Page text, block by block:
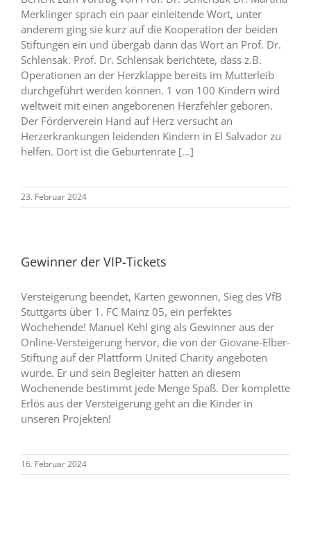
Merklinger sprach ein paar einleitende Wort, unter
anderem ging sie kurz auf die Kooperation der beiden
Stiftungen ein und übergab dann das Wort an Prof. Dr.
Schlensak. Prof. Dr. Schlensak berichtete, dass z.B.
Operationen an der Herzklappe bereits im Mutterleib
durchgeführt werden können. 1 von 100 Kindern wird
weltweit mit einen angeborenen Herzfehler geboren.
Der Förderverein Hand auf Herz versucht an
Herzerkrankungen leidenden Kindern in El Salvador zu
helfen. Dort ist die Geburtenrate [...]
23. Februar 2024
Gewinner der VIP-Tickets
Versteigerung beendet, Karten gewonnen, Sieg des VfB
Stuttgarts über 1. FC Mainz 05, ein perfektes
Wochehende! Manuel Kehl ging als Gewinner aus der
Online-Versteigerung hervor, die von der Giovane-Elber-
Stiftung auf der Plattform United Charity angeboten
wurde. Er und sein Begleiter hatten an diesem
Wochenende bestimmt jede Menge Spaß. Der komplette
Erlös aus der Versteigerung geht an die Kinder in
unseren Projekten!
16. Februar 2024